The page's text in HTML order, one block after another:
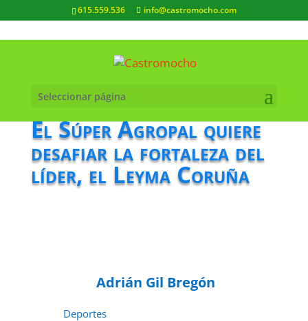
615.559.536 info@castromocho.com
Seleccionar página
El Súper Agropal quiere
desafiar la fortaleza del
líder, el Leyma Coruña
Adrián Gil Bregón
Deportes